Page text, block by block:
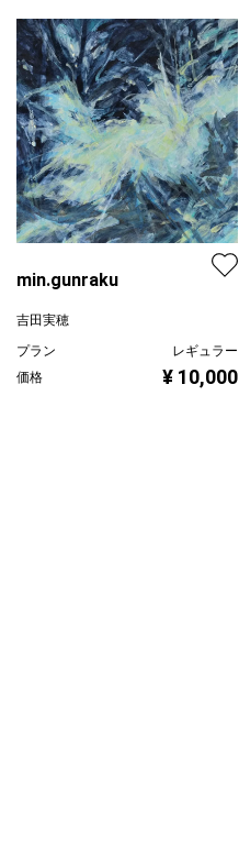
min.gunraku
吉田実穂
プラン
レギュラー
価格
¥ 10,000